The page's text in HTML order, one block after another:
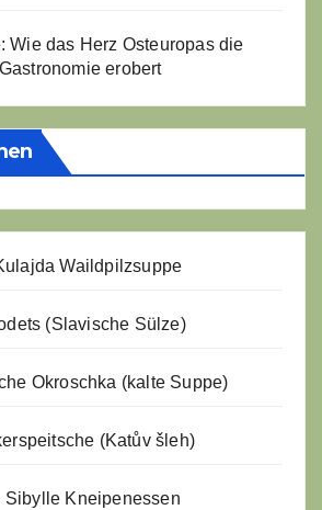
Wie das Herz Osteuropas die
erobert
Waildpilzsuppe
(Slavische Sülze)
Okroschka (kalte Suppe)
(Katův šleh)
Sibylle Kneipenessen